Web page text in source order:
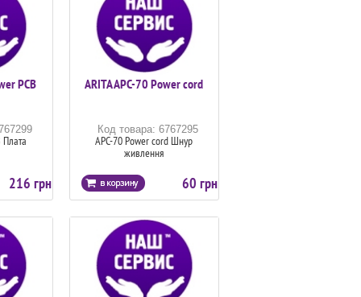
PCB
Плата
216 грн
ARITA APC-70 Power cord
Код товара: 6767295
APC-70 Power cord Шнур
живлення
60 грн